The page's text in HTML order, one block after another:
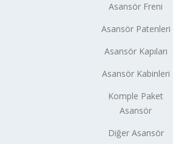
Asansör Freni
Asansör Patenleri
Asansör Kapıları
Asansör Kabinleri
Komple Paket
Asansör
Diğer Asansör